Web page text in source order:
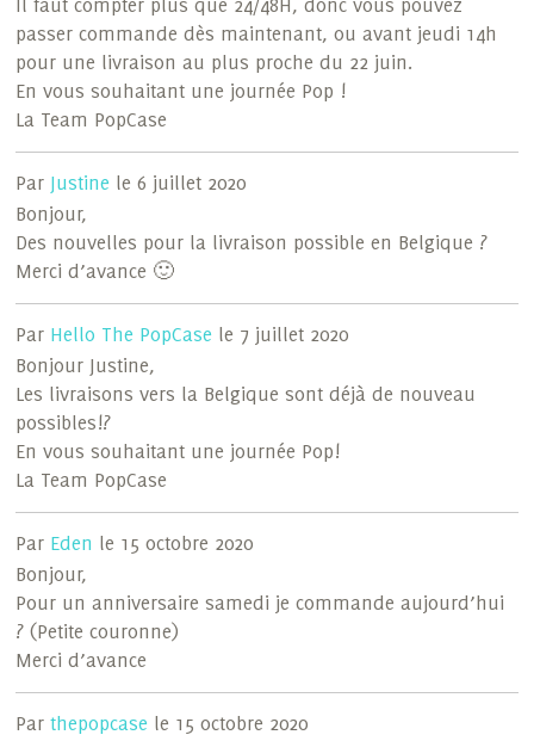
Il faut compter plus que 24/48H, donc vous pouvez
passer commande dès maintenant, ou avant jeudi 14h
pour une livraison au plus proche du 22 juin.
En vous souhaitant une journée Pop !
La Team PopCase
Par Justine le 6 juillet 2020
Bonjour,
Des nouvelles pour la livraison possible en Belgique ?
Merci d’avance 🙂
Par Hello The PopCase le 7 juillet 2020
Bonjour Justine,
Les livraisons vers la Belgique sont déjà de nouveau
possibles!?
En vous souhaitant une journée Pop!
La Team PopCase
Par Eden le 15 octobre 2020
Bonjour,
Pour un anniversaire samedi je commande aujourd’hui
? (Petite couronne)
Merci d’avance
Parthepopcase le 15 octobre 2020